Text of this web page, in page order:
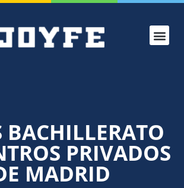
BACHILLERATO
PRIVADOS
MADRID